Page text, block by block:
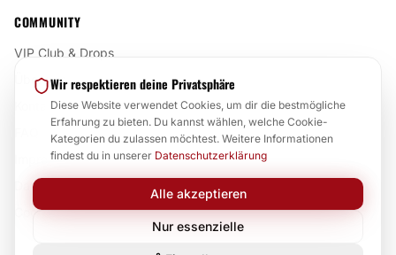
COMMUNITY
VIP Club & Drops
Über uns
Kontakt
Impressum
Datenschutz
Cookie-Einstellungen
Wir respektieren deine Privatsphäre
Diese Website verwendet Cookies, um dir die bestmögliche
Erfahrung zu bieten. Du kannst wählen, welche Cookie-
Kategorien du zulassen möchtest. Weitere Informationen
findest du in unserer Datenschutzerklärung
Alle akzeptieren
Nur essenzielle